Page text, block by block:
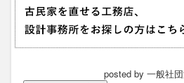
posted by 一般社